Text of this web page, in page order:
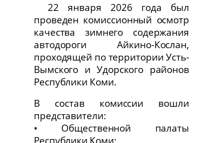
22 января 2026 года был
проведен комиссионный осмотр
качества зимнего содержания
автодороги Айкино-Кослан,
проходящей по территории Усть-
Вымского и Удорского районов
Республики Коми.
В состав комиссии вошли
представители:
• Общественной палаты
Республики Коми;